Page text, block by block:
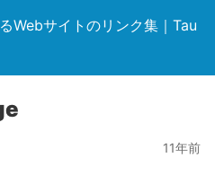
Webサイトのリンク集｜Tau
11年前